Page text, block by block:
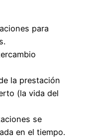
para
la prestación
(la vida del
se
en el tiempo.